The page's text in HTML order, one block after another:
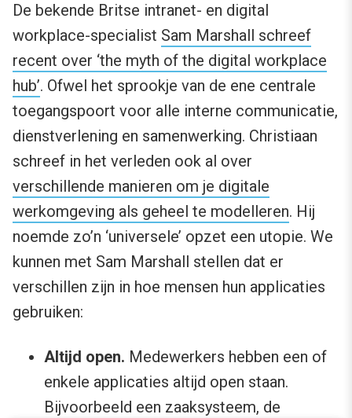
De bekende Britse intranet- en digital
workplace-specialist Sam Marshall schreef
recent over ‘the myth of the digital workplace
hub’. Ofwel het sprookje van de ene centrale
toegangspoort voor alle interne communicatie,
dienstverlening en samenwerking. Christiaan
schreef in het verleden ook al over
verschillende manieren om je digitale
werkomgeving als geheel te modelleren. Hij
noemde zo’n ‘universele’ opzet een utopie. We
kunnen met Sam Marshall stellen dat er
verschillen zijn in hoe mensen hun applicaties
gebruiken:
Altijd open. Medewerkers hebben een of
enkele applicaties altijd open staan.
Bijvoorbeeld een zaaksysteem, de